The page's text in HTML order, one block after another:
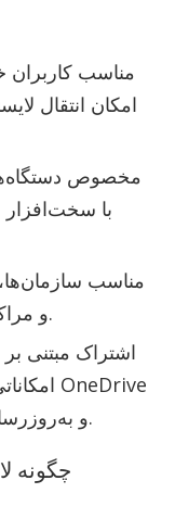
امکان انتقال
با
و مراکز آموزشی با تعداد زیادی سیستم.
و به‌روزرسانی‌های مداوم را نیز ارائه می‌دهد.
چگونه